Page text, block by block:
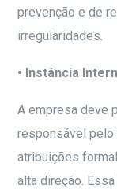
prevenção e de
irregularidades.
• Instância
A empresa deve
responsável pelo
atribuições
alta direção.